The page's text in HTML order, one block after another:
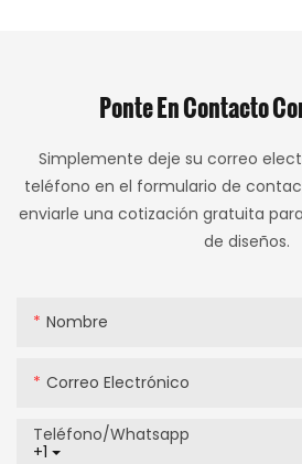
Ponte En Contacto
Simplemente deje su correo
teléfono en el formulario de
enviarle una cotización gratuita
de diseños.
Nombre
Correo Electrónico
+1
Teléfono/whatsapp